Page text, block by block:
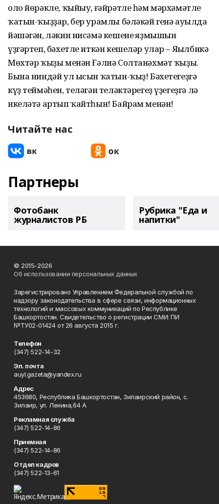
оло йөрәкле, ҡыйыу, ғәйрәтле һәм мәрхәмәтле
ҡатын-ҡыҙҙар, бер урамлы бәләкәй генә ауылда
йәшәгән, ләкин нисәмә кешенең яҙмышын
үҙгәртеп, бәхетле иткән кешеләр улар – Яңылбикә
Мөхтәр ҡыҙы менән Ғәлиә Солтанәхмәт ҡыҙы.
Бына ниндәй ул ысын ҡатын-ҡыҙ! Бәхетегеҙгә
күҙ теймәһен, теләгән теләктәрегеҙ үҙегеҙгә лә
икеләтә артып ҡайтһын! Байрам менән!
Читайте нас
Партнеры
Фотобанк
журналистов РБ
Рубрика "Еда и
напитки"
© 2015-2026
Об использовании персональных данных
Зарегистрировано Управлением Федеральной службой по
надзору законодательства в сфере связи, информационных
технологий и массовых коммуникаций по Республике
Башкортостан. Свидетельство о регистрации СМИ: ПИ
№ТУ02-01424 от 26 августа 2015 г.
Телефон
(347) 522-14-32
Эл. почта
auyl.gazeta@yandex.ru
Адрес
453680, Республика Башкортостан, Зилаирский район, с.
Зилаир, ул. Ленина,64 А
Рекламная служба
(347) 522-14-86
Приемная
(347) 522-14-86
Отдел кадров
(347) 522-13-61